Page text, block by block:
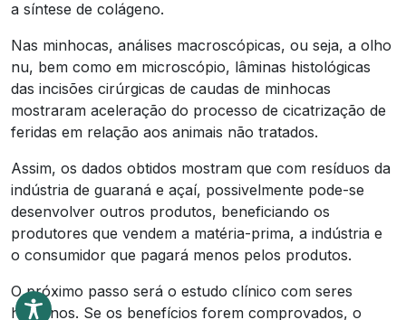
a síntese de colágeno.
Nas minhocas, análises macroscópicas, ou seja, a olho
nu, bem como em microscópio, lâminas histológicas
das incisões cirúrgicas de caudas de minhocas
mostraram aceleração do processo de cicatrização de
feridas em relação aos animais não tratados.
Assim, os dados obtidos mostram que com resíduos da
indústria de guaraná e açaí, possivelmente pode-se
desenvolver outros produtos, beneficiando os
produtores que vendem a matéria-prima, a indústria e
o consumidor que pagará menos pelos produtos.
O próximo passo será o estudo clínico com seres
humanos. Se os benefícios forem comprovados, o